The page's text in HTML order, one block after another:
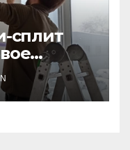
сплит